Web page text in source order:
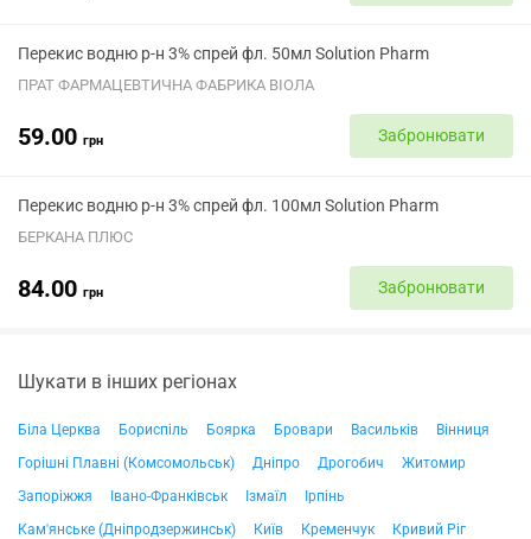
Перекис водню р-н 3% спрей фл. 50мл Solution Pharm
ПРАТ ФАРМАЦЕВТИЧНА ФАБРИКА ВІОЛА
59.00 грн Забронювати
Перекис водню р-н 3% спрей фл. 100мл Solution Pharm
БЕРКАНА ПЛЮС
84.00 грн Забронювати
Шукати в інших регіонах
Біла Церква Бориспіль Боярка Бровари Васильків
Вінниця
Горішні Плавні (Комсомольськ)
Дніпро Дрогобич
Житомир
Запоріжжя
Івано-Франківськ Ізмаїл
Ірпінь
Кам'янське (Дніпродзержинськ)
Київ Кременчук
Кривий Ріг